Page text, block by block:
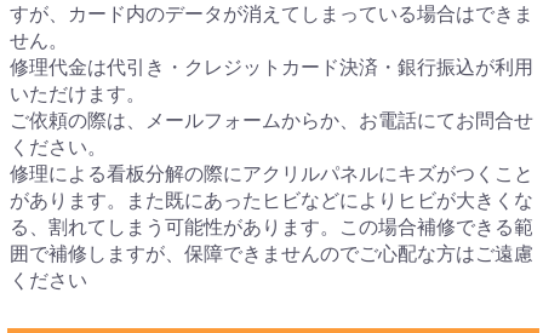
すが、カード内のデータが消えてしまっている場合はできま
せん。
修理代金は代引き・クレジットカード決済・銀行振込が利用
いただけます。
ご依頼の際は、メールフォームからか、お電話にてお問合せ
ください。
修理による看板分解の際にアクリルパネルにキズがつくこと
があります。また既にあったヒビなどによりヒビが大きくな
る、割れてしまう可能性があります。この場合補修できる範
囲で補修しますが、保障できませんのでご心配な方はご遠慮
ください